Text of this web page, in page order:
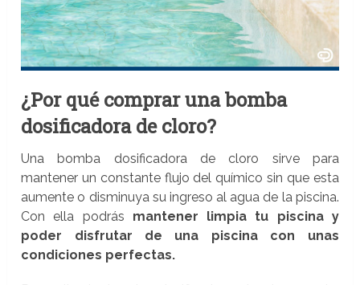
¿Por qué comprar una bomba
dosificadora de cloro?
Una bomba dosificadora de cloro sirve para
mantener un constante flujo del químico sin que esta
aumente o disminuya su ingreso al agua de la piscina.
Con ella podrás mantener limpia tu piscina y
poder disfrutar de una piscina con unas
condiciones perfectas.